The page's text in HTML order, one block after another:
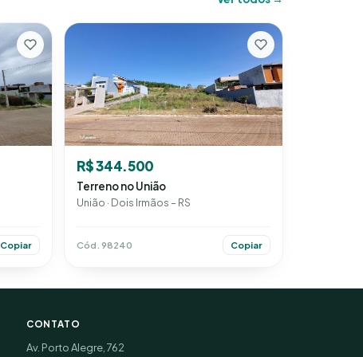
Copiar
R$ 344.500
Terreno no União
União · Dois Irmãos – RS
Cód. 98240 Copiar
CONTATO
Av. Porto Alegre, 762